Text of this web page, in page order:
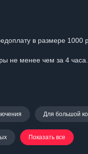
в размере 1000
не менее чем за 4
Для большой
Показать все